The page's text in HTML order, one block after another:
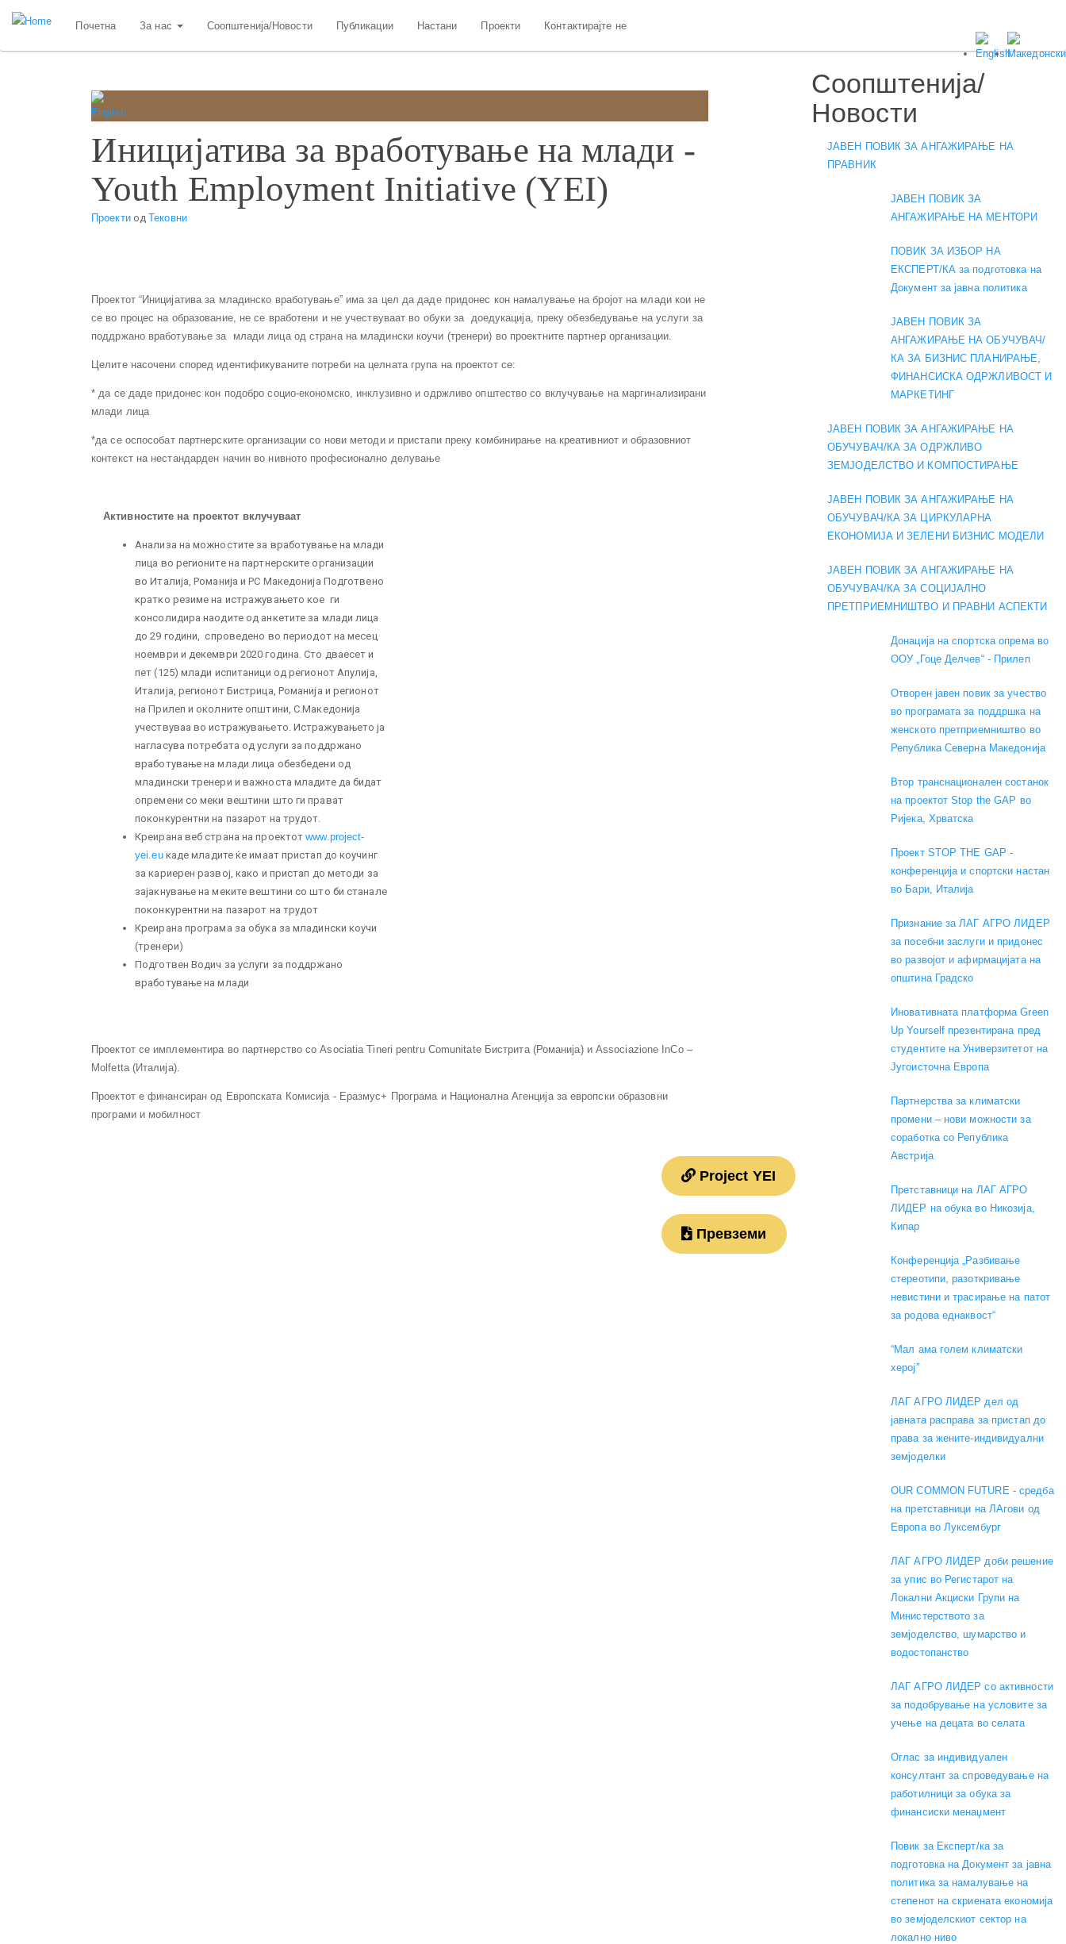
Skip
Почетна За нас Соопштенија/Новости Публикации Настани Проекти Контактирајте не
Иницијатива за вработување на млади -
Youth Employment Initiative (YEI)
ПроектиодТековни
Проектот “Иницијатива за младинско вработување” има за цел да даде придонес кон намалување на бројот на млади кои не
се во процес на образование, не се вработени и не учествуваат во обуки за доедукација, преку обезбедување на услуги за
поддржано вработување за млади лица од страна на младински коучи (тренери) во проектните партнер организации.
Целите насочени според идентификуваните потреби на целната група на проектот се:
* да се даде придонес кон подобро социо-економско, инклузивно и одржливо општество со вклучување на маргинализирани
млади лица
*да се оспособат партнерските организации со нови методи и пристапи преку комбинирање на креативниот и образовниот
контекст на нестандарден начин во нивното професионално делување
Активностите на проектот вклучуваат
Анализа на можностите за вработување на млади
лица во регионите на партнерските организации
во Италија, Романија и РС Македонија Подготвено
кратко резиме на истражувањето кое ги
консолидира наодите од анкетите за млади лица
до 29 години, спроведено во периодот на месец
ноември и декември 2020 година. Сто дваесет и
пет (125) млади испитаници од регионот Апулија,
Италија, регионот Бистрица, Романија и регионот
на Прилеп и околните општини, С.Македонија
учествуваа во истражувањето. Истражувањето ја
нагласува потребата од услуги за поддржано
вработување на млади лица обезбедени од
младински тренери и важноста младите да бидат
опремени со меки вештини што ги прават
поконкурентни на пазарот на трудот.
Креирана веб страна на проектотwww.project-
yei.euкаде младите ќе имаат пристап до коучинг
за кариерен развој, како и пристап до методи за
зајакнување на меките вештини со што би станале
поконкурентни на пазарот на трудот
Креиранa програма за обука за младински коучи
(тренери)
Подготвен Водич за услуги за поддржано
вработување на млади
Проектот се имплементира во партнерство со Asociatia Tineri pentru Comunitate Бистрита (Романија) и Associazione InCo –
Molfetta (Италија).
Проектот е финансиран од Европската Комисија - Еразмус+ Програма и Национална Агенција за европски образовни
програми и мобилност
Project YEI
Превземи
Соопштенија/
Новости
ЈАВЕН ПОВИК ЗА АНГАЖИРАЊЕ НА
ПРАВНИК
ЈАВЕН ПОВИК ЗА
АНГАЖИРАЊЕ НА МЕНТОРИ
ПОВИК ЗА ИЗБОР НА
ЕКСПЕРТ/КА за подготовка на
Документ за јавна политика
ЈАВЕН ПОВИК ЗА
АНГАЖИРАЊЕ НА ОБУЧУВАЧ/
КА ЗА БИЗНИС ПЛАНИРАЊЕ,
ФИНАНСИСКА ОДРЖЛИВОСТ И
МАРКЕТИНГ
ЈАВЕН ПОВИК ЗА АНГАЖИРАЊЕ НА
ОБУЧУВАЧ/КА ЗА ОДРЖЛИВО
ЗЕМЈОДЕЛСТВО И КОМПОСТИРАЊЕ
ЈАВЕН ПОВИК ЗА АНГАЖИРАЊЕ НА
ОБУЧУВАЧ/КА ЗА ЦИРКУЛАРНА
ЕКОНОМИЈА И ЗЕЛЕНИ БИЗНИС МОДЕЛИ
ЈАВЕН ПОВИК ЗА АНГАЖИРАЊЕ НА
ОБУЧУВАЧ/КА ЗА СОЦИЈАЛНО
ПРЕТПРИЕМНИШТВО И ПРАВНИ АСПЕКТИ
Донација на спортска опрема во
ООУ „Гоце Делчев“ - Прилеп
Отворен јавен повик за учество
во програмата за поддршка на
женското претприемништво во
Република Северна Македонија
Втор транснационален состанок
на проектот Stop the GAP во
Ријека, Хрватска
Проект STOP THE GAP -
конференција и спортски настан
во Бари, Италија
Признание за ЛАГ АГРО ЛИДЕР
за посебни заслуги и придонес
во развојот и афирмацијата на
општина Градско
Иновативната платформа Green
Up Yourself презентирана пред
студентите на Универзитетот на
Југоисточна Европа
Партнерства за климатски
промени – нови можности за
соработка со Република
Австрија
Претставници на ЛАГ АГРО
ЛИДЕР на обука во Никозија,
Кипар
Конференција „Разбивање
стереотипи, разоткривање
невистини и трасирање на патот
за родова еднаквост“
“Мал ама голем климатски
херој”
ЛАГ АГРО ЛИДЕР дел од
јавната расправа за пристап до
права за жените-индивидуални
земјоделки
OUR COMMON FUTURE - средба
на претставници на ЛАгови од
Европа во Луксембург
ЛАГ АГРО ЛИДЕР доби решение
за упис во Регистарот на
Локални Акциски Групи на
Министерството за
земјоделство, шумарство и
водостопанство
ЛАГ АГРО ЛИДЕР со активности
за подобрување на условите за
учење на децата во селата
Оглас за индивидуален
консултант за спроведување на
работилници за обука за
финансиски менаџмент
Повик за Експерт/ка за
подготовка на Документ за јавна
политика за намалување на
степенот на скриената економија
во земјоделскиот сектор на
локално ниво